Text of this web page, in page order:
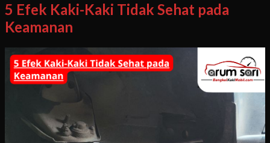
5 Efek Kaki-Kaki Tidak Sehat pada
Keamanan